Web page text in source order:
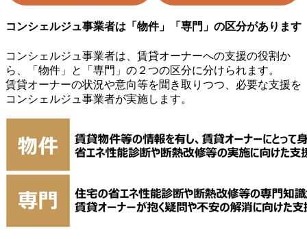
コンシェルジュ事業者は「物件」「専門」の区分があります
コンシェルジュ事業者は、賃貸オーナーへの支援の役割か
ら、「物件」と「専門」の２つの区分に分けられます。
賃貸オーナーの状況や意向等を聞き取りつつ、必要な支援を
コンシェルジュ事業者が実施します。